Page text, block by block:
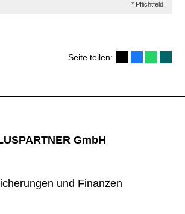
* Pflichtfeld
Seite teilen:
GmbH
und Finanzen